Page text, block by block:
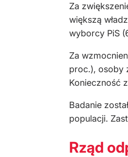
Za
większą
wyborcy PiS
Za
proc.), osoby
Konieczność
Badanie zosta
populacji.
Rząd